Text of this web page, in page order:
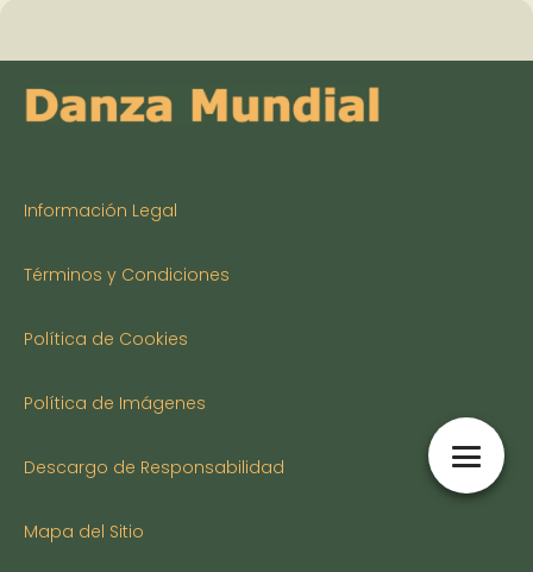
Información Legal
Términos y Condiciones
Política de Cookies
Política de Imágenes
Descargo de Responsabilidad
Mapa del Sitio